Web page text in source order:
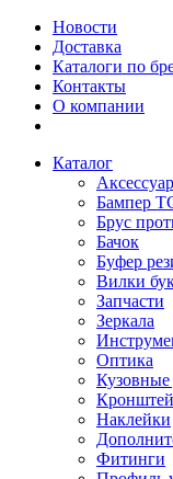
Новости
Доставка
Каталоги по
Контакты
О компании
Каталог
Бампер
Брус
Бачок
Буфер
Вилки
Запчасти
Зеркала
Оптика
Кузовные
Наклейки
Фитинги